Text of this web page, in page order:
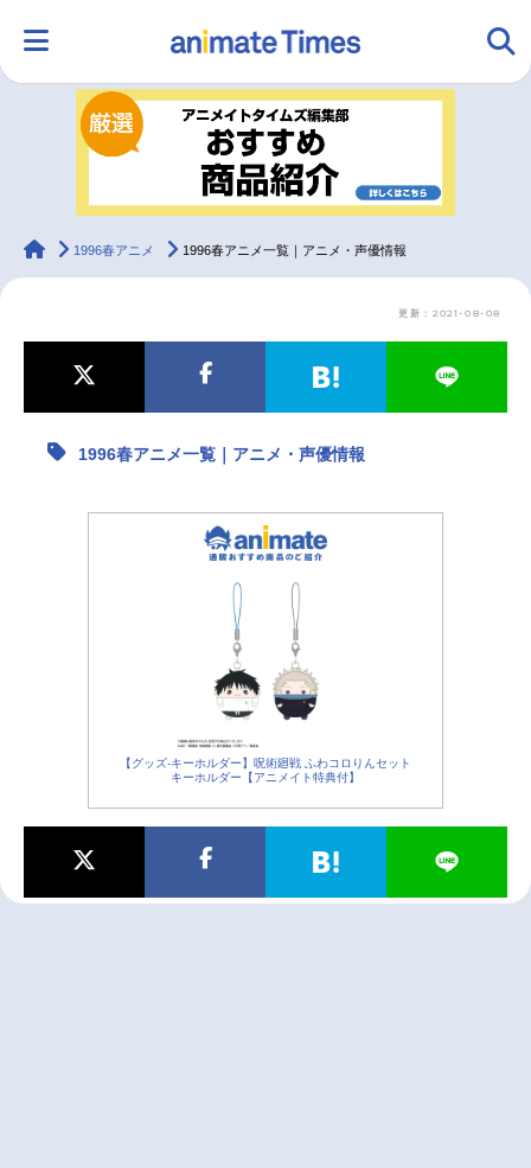
ランキング アニメ
ラジオ みんなの声
夏アニメ
男性声優/女性声優一覧
FOLLOW US
animateTimes
1996春アニメ 1996春アニメ一覧｜アニメ・声優情報
更新：2021-08-08
1996春アニメ一覧｜アニメ・声優情報
【グッズ-キーホルダー】呪術廻戦 ふわコロりんセット
キーホルダー【アニメイト特典付】